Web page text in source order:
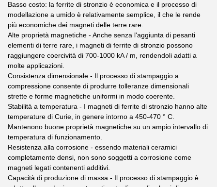
Basso costo: la ferrite di stronzio è economica e il processo di
modellazione a umido è relativamente semplice, il che le rende
più economiche dei magneti delle terre rare.
Alte proprietà magnetiche - Anche senza l'aggiunta di pesanti
elementi di terre rare, i magneti di ferrite di stronzio possono
raggiungere coercività di 700-1000 kA / m, rendendoli adatti a
molte applicazioni.
Consistenza dimensionale - Il processo di stampaggio a
compressione consente di produrre tolleranze dimensionali
strette e forme magnetiche uniformi in modo coerente.
Stabilità a temperatura - I magneti di ferrite di stronzio hanno alte
temperature di Curie, in genere intorno a 450-470 ° C.
Mantenono buone proprietà magnetiche su un ampio intervallo di
temperatura di funzionamento.
Resistenza alla corrosione - essendo materiali ceramici
completamente densi, non sono soggetti a corrosione come
magneti legati contenenti additivi.
Capacità di produzione di massa - Il processo di stampaggio è